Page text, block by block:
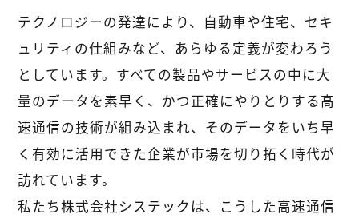
テクノロジーの発達により、自動車や住宅、セキ
ュリティの仕組みなど、あらゆる定義が変わろう
としています。すべての製品やサービスの中に大
量のデータを素早く、かつ正確にやりとりする高
速通信の技術が組み込まれ、そのデータをいち早
く有効に活用できた企業が市場を切り拓く時代が
訪れています。
私たち株式会社システックは、こうした高速通信